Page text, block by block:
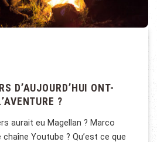
D’AUJOURD’HUI ONT-
?
aurait eu Magellan ? Marco
Youtube ? Qu’est ce que